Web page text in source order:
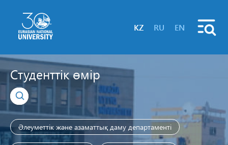
KZ RU EN
Студенттік өмір
Әлеуметтік және азаматтық даму департаменті